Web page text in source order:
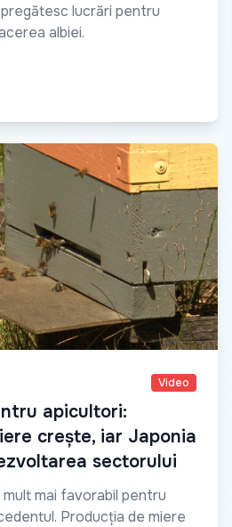
pregătesc lucrări pentru
albiei.
Video
apicultori:
crește, iar Japonia
sectorului
mult mai favorabil pentru
Producția de miere